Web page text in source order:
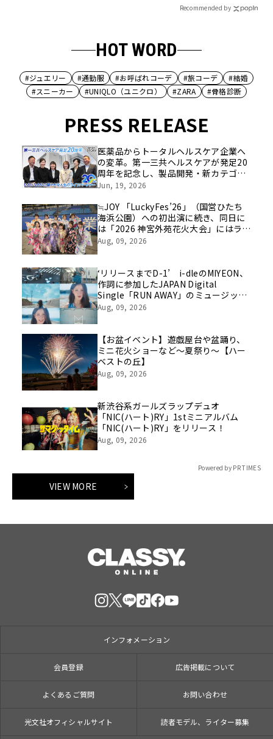
Recommended by
HOT WORD
#ジュエリー #通勤服 #お呼ばれコーデ #旅コーデ
#結婚
#スニーカー
#UNIQLO（ユニクロ） #ZARA #骨格診断
PRESS RELEASE
医薬品からトータルヘルスケア企業へ
の変革。第一三共ヘルスケアが発足20
周年を記念し、製品開発・新カテゴリ
挑戦の舞台や旧社統合時のエピソード
像を公開！
Jun, 19, 2026
≒JOY 「LuckyFes’26」（国営ひたち
海浜公園）への初出演に続き、同日に
は「2026 神宮外苑花火大会」にはライ
ブ出演！浴衣に着替えたメンバーの写
Aug, 09, 2026
‘リリースまでD-1’ i-dleのMIYEON、
作詞に参加したJAPAN Digital
Single「RUN AWAY」のミュージック
ビデオティザーを初公開
Aug, 09, 2026
【お盆イベント】遊戯屋台や盆踊り、
ミニ花火ショーなど～夏祭り～【ハー
ベストの丘】
Aug, 09, 2026
新渋谷系ガールズラップデュオ
「NIC(ハート)RY」1stミニアルバム
「NIC(ハート)RY」をリリース！
Aug, 09, 2026
Powered by PR TIMES
VIEW MORE
インフォメーション
会員登録 広告掲載について
よくあるご質問 お問い合わせ
光文社オフィシャルサイト 読者モデル、ライター募集